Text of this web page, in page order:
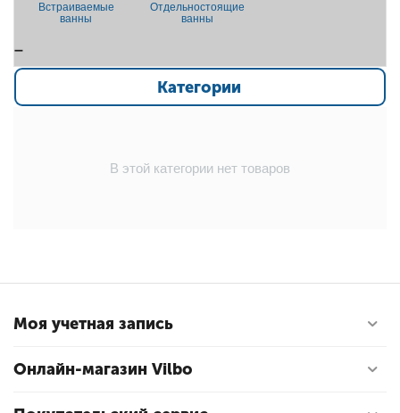
Встраиваемые
ванны
Отдельностоящие
ванны
Категории
В этой категории нет товаров
Моя учетная запись
Онлайн-магазин Vilbo